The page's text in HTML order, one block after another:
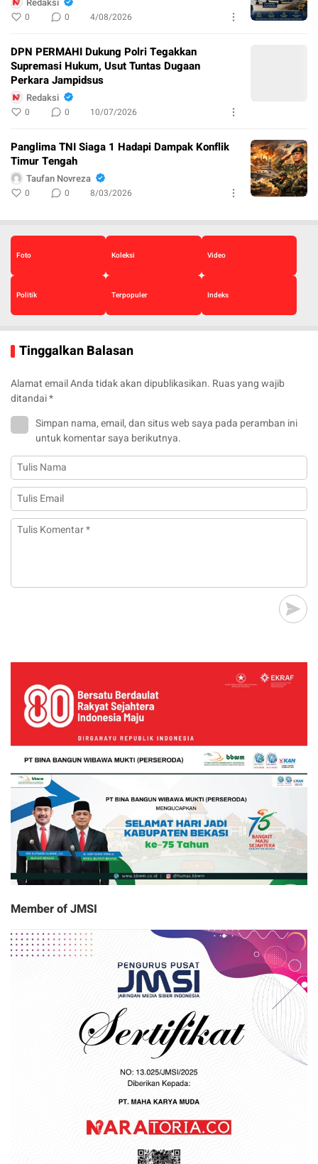
0 0 4/08/2026
DPN PERMAHI Dukung Polri Tegakkan
Supremasi Hukum, Usut Tuntas Dugaan
Perkara Jampidsus
Redaksi
0 0 10/07/2026
Panglima TNI Siaga 1 Hadapi Dampak Konflik
Timur Tengah
Taufan Novreza
0 0 8/03/2026
Foto Koleksi Video
Politik Terpopuler Indeks
Tinggalkan Balasan
Alamat email Anda tidak akan dipublikasikan. Ruas yang wajib
ditandai*
Simpan nama, email, dan situs web saya pada peramban ini
untuk komentar saya berikutnya.
Member of JMSI